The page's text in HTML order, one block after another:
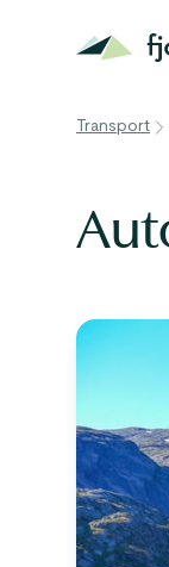
Transport